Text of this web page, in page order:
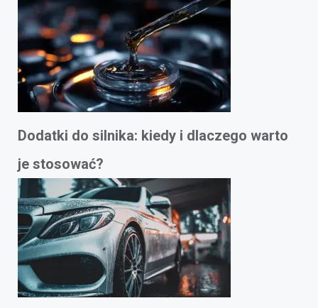
Dodatki do silnika: kiedy i dlaczego warto
je stosować?